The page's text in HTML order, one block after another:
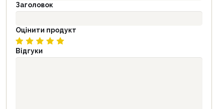
Заголовок
Оцінити продукт
Відгуки